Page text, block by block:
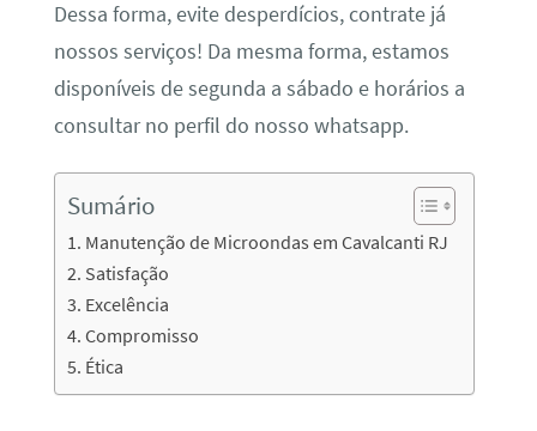
Dessa forma, evite desperdícios, contrate já
nossos serviços! Da mesma forma, estamos
disponíveis de segunda a sábado e horários a
consultar no perfil do nosso whatsapp.
Sumário
Manutenção de Microondas em Cavalcanti RJ
Satisfação
Excelência
Compromisso
Ética